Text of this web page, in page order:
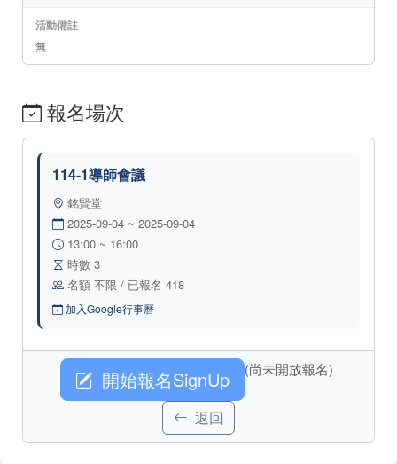
活動備註
無
報名場次
114-1導師會議
銘賢堂
2025-09-04 ~ 2025-09-04
13:00 ~ 16:00
時數 3
名額 不限 / 已報名 418
加入Google行事曆
開始報名SignUp (尚未開放報名)
返回